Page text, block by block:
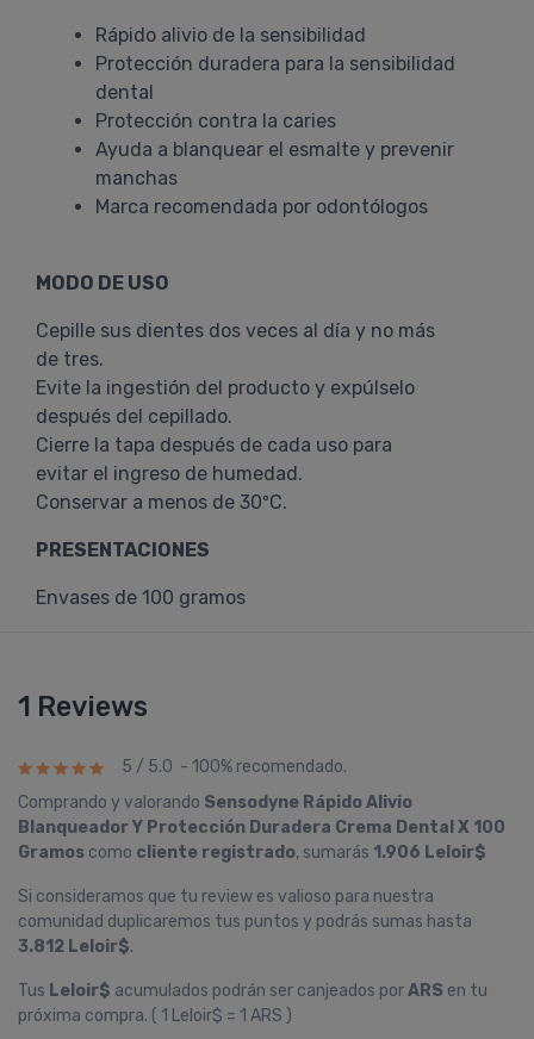
Rápido alivio de la sensibilidad
Protección duradera para la sensibilidad
dental
Protección contra la caries
Ayuda a blanquear el esmalte y prevenir
manchas
Marca recomendada por odontólogos
MODO DE USO
Cepille sus dientes dos veces al día y no más
de tres.
Evite la ingestión del producto y expúlselo
después del cepillado.
Cierre la tapa después de cada uso para
evitar el ingreso de humedad.
Conservar a menos de 30ºC.
PRESENTACIONES
Envases de 100 gramos
1 Reviews
5 / 5.0 - 100% recomendado.
Comprando y valorando Sensodyne Rápido Alivio
Blanqueador Y Protección Duradera Crema Dental X 100
Gramos como cliente registrado, sumarás 1.906 Leloir$
Si consideramos que tu review es valioso para nuestra
comunidad duplicaremos tus puntos y podrás sumas hasta
3.812 Leloir$.
Tus Leloir$ acumulados podrán ser canjeados porARS en tu
próxima compra. ( 1 Leloir$ = 1 ARS )